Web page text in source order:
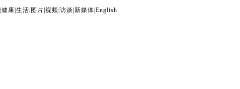
健康 生活 图片 视频 访谈 新媒体 English